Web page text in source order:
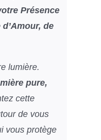
Présence
de
lumière.
pure,
cette
de vous
vous protège